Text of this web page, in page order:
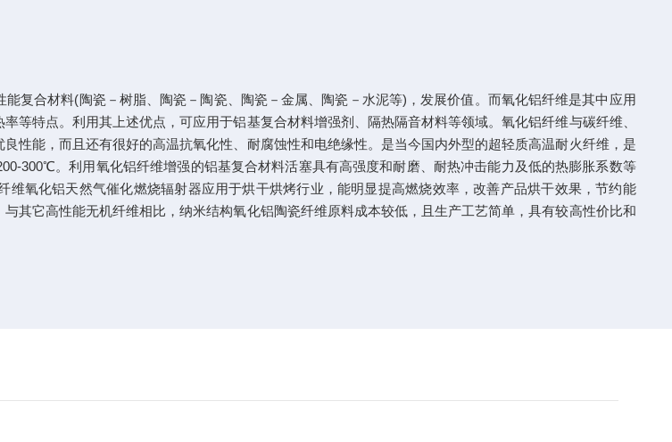
复合材料(陶瓷－树脂、陶瓷－陶瓷、陶瓷－金属、陶瓷－水泥等)，发展价值。而氧化铝纤维是其中应用
等特点。利用其上述优点，可应用于铝基复合材料增强剂、隔热隔音材料等领域。氧化铝纤维与碳纤维、
性能，而且还有很好的高温抗氧化性、耐腐蚀性和电绝缘性。是当今国内外型的超轻质高温耐火纤维，是
300℃。利用氧化铝纤维增强的铝基复合材料活塞具有高强度和耐磨、耐热冲击能力及低的热膨胀系数等
氧化铝天然气催化燃烧辐射器应用于烘干烘烤行业，能明显提高燃烧效率，改善产品烘干效果，节约能
其它高性能无机纤维相比，纳米结构氧化铝陶瓷纤维原料成本较低，且生产工艺简单，具有较高性价比和